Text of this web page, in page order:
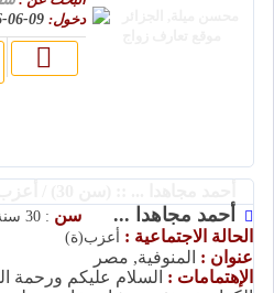
دخول:
أحمد مجاهدا ... سن : 30 سنة.
الحالة الاجتماعية : أعزب(ة)
عنوان : المنوفية, مصر
الإهتمامات : السلام عليكم ورحمة